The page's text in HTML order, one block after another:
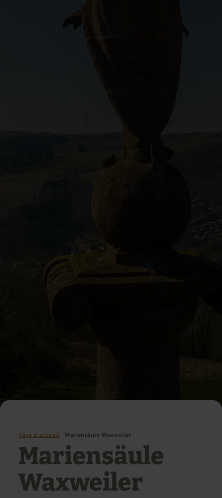
Page d'accueil Mariensäule Waxweiler
Mariensäule
Waxweiler